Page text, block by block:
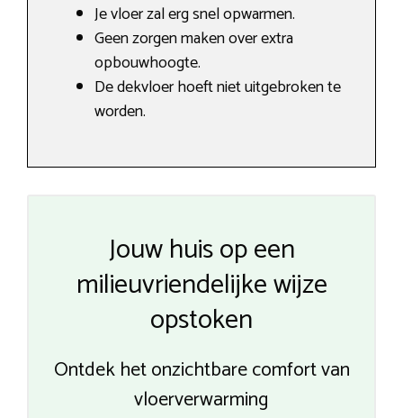
Je vloer zal erg snel opwarmen.
Geen zorgen maken over extra
opbouwhoogte.
De dekvloer hoeft niet uitgebroken te
worden.
Jouw huis op een
milieuvriendelijke wijze
opstoken
Ontdek het onzichtbare comfort van
vloerverwarming